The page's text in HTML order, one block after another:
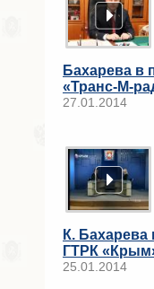
Бахарева в
«Транс-М-
27.01.2014
К. Бахарева
ГТРК
25.01.2014